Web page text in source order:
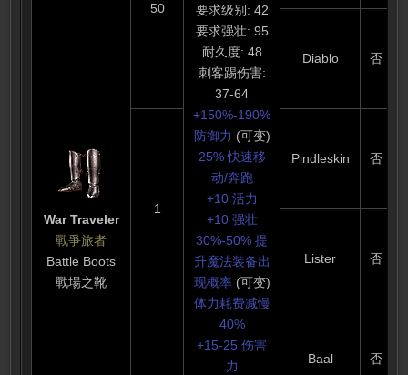
War Traveler
戰爭旅者
Battle Boots
戰場之靴
50
要求级别: 42
要求强壮: 95
耐久度: 48
刺客踢伤害:
37-64
+150%-190%
防御力 (可变)
25% 快速移
动/奔跑
+10 活力
+10 强壮
30%-50% 提
升魔法装备出
现概率 (可变)
体力耗费减慢
40%
+15-25 伤害
力
Diablo 否
1
Pindleskin 否
Lister 否
Baal 否